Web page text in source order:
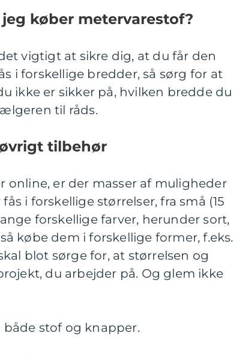
køber metervarestof?
vigtigt at sikre dig, at du får den
i forskellige bredder, så sørg for at
ikke er sikker på, hvilken bredde du
til råds.
tilbehør
online, er der masser af muligheder
i forskellige størrelser, fra små (15
forskellige farver, herunder sort,
købe dem i forskellige former, f.eks.
blot sørge for, at størrelsen og
du arbejder på. Og glem ikke
stof og knapper.